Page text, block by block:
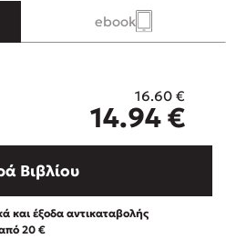
μου είσαι εσύ
στο σχολείο
ebook
16.60 €
14.94€
Βιβλίου
και έξοδα αντικαταβολής
20 €